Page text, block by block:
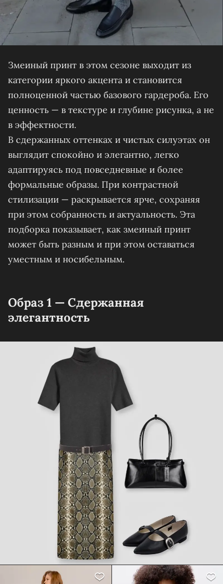
Змеиный принт в этом сезоне выходит из
категории яркого акцента и становится
полноценной частью базового гардероба. Его
ценность — в текстуре и глубине рисунка, а не
в эффектности.
В сдержанных оттенках и чистых силуэтах он
выглядит спокойно и элегантно, легко
адаптируясь под повседневные и более
формальные образы. При контрастной
стилизации — раскрывается ярче, сохраняя
при этом собранность и актуальность. Эта
подборка показывает, как змеиный принт
может быть разным и при этом оставаться
уместным и носибельным.
Образ 1 — Сдержанная
элегантность